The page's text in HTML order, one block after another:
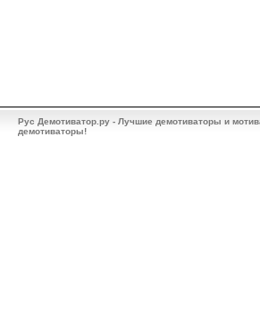
Рус Демотиватор.ру - Лучшие демотиваторы и
демотиваторы!